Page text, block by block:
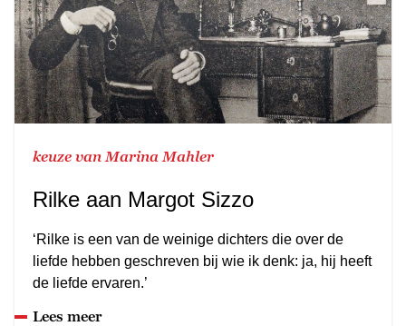
keuze van Marina Mahler
Rilke aan Margot Sizzo
‘Rilke is een van de weinige dichters die over de
liefde hebben geschreven bij wie ik denk: ja, hij heeft
de liefde ervaren.’
Lees meer